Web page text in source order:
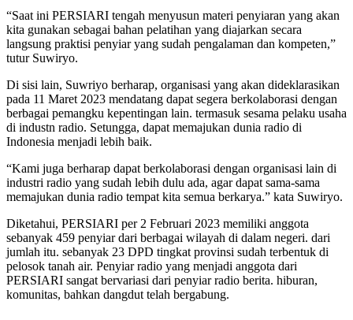
“Saat ini PERSIARI tengah menyusun materi penyiaran yang akan
kita gunakan sebagai bahan pelatihan yang diajarkan secara
langsung praktisi penyiar yang sudah pengalaman dan kompeten,”
tutur Suwiryo.
Di sisi lain, Suwriyo berharap, organisasi yang akan dideklarasikan
pada 11 Maret 2023 mendatang dapat segera berkolaborasi dengan
berbagai pemangku kepentingan lain. termasuk sesama pelaku usaha
di industn radio. Setungga, dapat memajukan dunia radio di
Indonesia menjadi lebih baik.
“Kami juga berharap dapat berkolaborasi dengan organisasi lain di
industri radio yang sudah lebih dulu ada, agar dapat sama-sama
memajukan dunia radio tempat kita semua berkarya.” kata Suwiryo.
Diketahui, PERSIARI per 2 Februari 2023 memiliki anggota
sebanyak 459 penyiar dari berbagai wilayah di dalam negeri. dari
jumlah itu. sebanyak 23 DPD tingkat provinsi sudah terbentuk di
pelosok tanah air. Penyiar radio yang menjadi anggota dari
PERSIARI sangat bervariasi dari penyiar radio berita. hiburan,
komunitas, bahkan dangdut telah bergabung.